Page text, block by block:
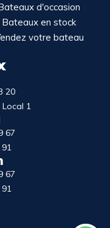
d'occasion
Bateaux en stock
votre bateau
20
Local 1
67
67